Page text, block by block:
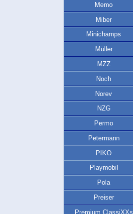
Memo
Miber
Minichamps
Müller
MZZ
Noch
Norev
NZG
Permo
Petermann
PIKO
Playmobil
Pola
Preiser
Premium ClassiXXs